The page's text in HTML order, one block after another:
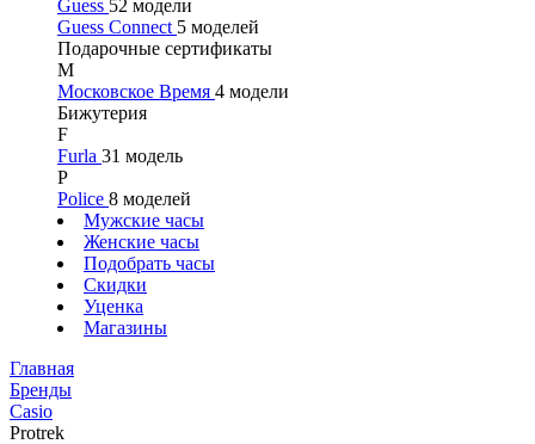
Guess 52 модели
Guess Connect 5 моделей
Подарочные сертификаты
М
Московское Время 4 модели
Бижутерия
F
Furla 31 модель
P
Police 8 моделей
Мужские часы
Женские часы
Подобрать часы
Скидки
Уценка
Магазины
Главная
Бренды
Casio
Protrek